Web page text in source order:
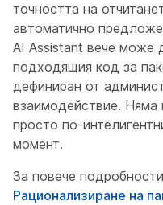
точността на
автоматично
AI Assistant вече може
подходящия код за
дефиниран от
взаимодействие. Няма
просто по-
момент.
За повече
Рационализиране на